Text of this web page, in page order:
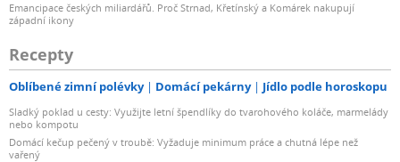
Emancipace českých miliardářů. Proč Strnad, Křetínský a Komárek nakupují
západní ikony
Recepty
Oblíbené zimní polévky Domácí pekárny Jídlo podle horoskopu
Sladký poklad u cesty: Využijte letní špendlíky do tvarohového koláče, marmelády
nebo kompotu
Domácí kečup pečený v troubě: Vyžaduje minimum práce a chutná lépe než
vařený